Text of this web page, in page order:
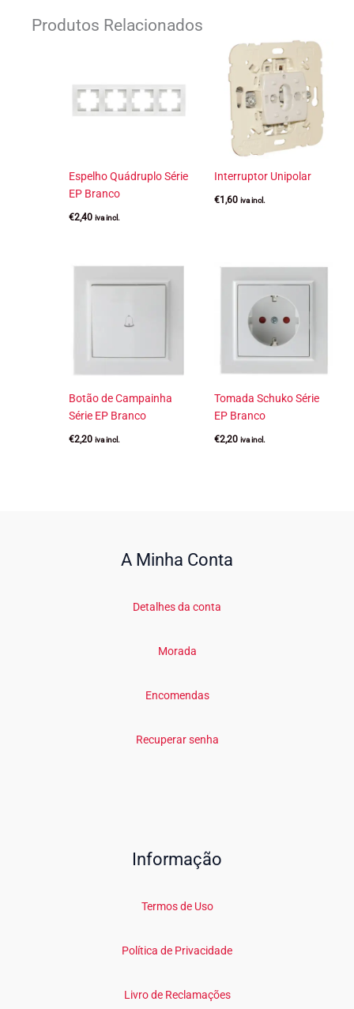
Produtos Relacionados
Espelho Quádruplo Série
EP Branco
€2,40 iva incl.
Interruptor Unipolar
€1,60 iva incl.
Botão de Campainha
Série EP Branco
€2,20 iva incl.
Tomada Schuko Série
EP Branco
€2,20 iva incl.
A Minha Conta
Detalhes da conta
Morada
Encomendas
Recuperar senha
Informação
Termos de Uso
Política de Privacidade
Livro de Reclamações